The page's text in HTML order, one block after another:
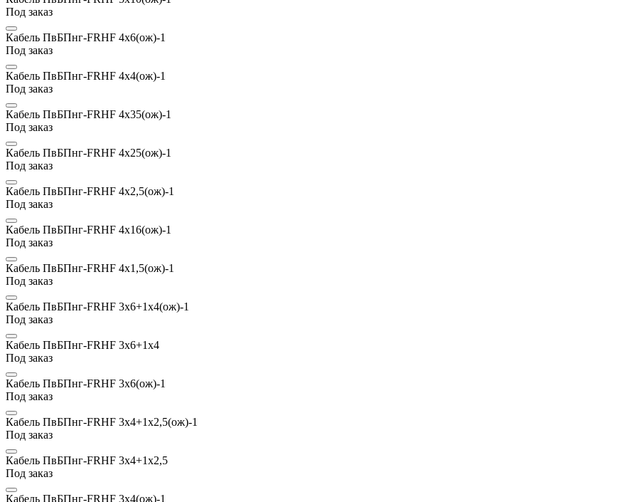
Под заказ
Кабель ПвБПнг-FRHF 4х6(ож)-1
Под заказ
Кабель ПвБПнг-FRHF 4х4(ож)-1
Под заказ
Кабель ПвБПнг-FRHF 4х35(ож)-1
Под заказ
Кабель ПвБПнг-FRHF 4х25(ож)-1
Под заказ
Кабель ПвБПнг-FRHF 4х2,5(ож)-1
Под заказ
Кабель ПвБПнг-FRHF 4х16(ож)-1
Под заказ
Кабель ПвБПнг-FRHF 4х1,5(ож)-1
Под заказ
Кабель ПвБПнг-FRHF 3х6+1х4(ож)-1
Под заказ
Кабель ПвБПнг-FRHF 3х6+1х4
Под заказ
Кабель ПвБПнг-FRHF 3х6(ож)-1
Под заказ
Кабель ПвБПнг-FRHF 3х4+1х2,5(ож)-1
Под заказ
Кабель ПвБПнг-FRHF 3х4+1х2,5
Под заказ
Кабель ПвБПнг-FRHF 3х4(ож)-1